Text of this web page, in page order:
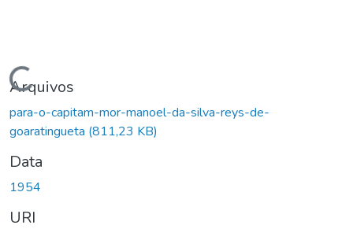
Carregando...
Arquivos
para-o-capitam-mor-manoel-da-silva-reys-de-
goaratingueta (811,23 KB)
Data
1954
URI